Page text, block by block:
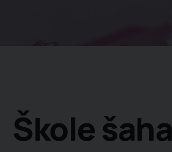
Škole šaha